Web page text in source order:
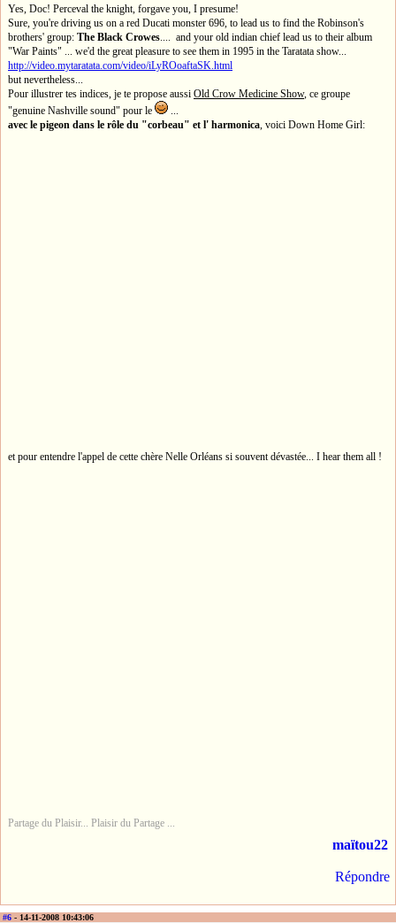
Yes, Doc! Perceval the knight, forgave you, I presume!
Sure, you're driving us on a red Ducati monster 696, to lead us to find the Robinson's
brothers' group: The Black Crowes .... and your old indian chief lead us to their album
"War Paints" ... we'd the great pleasure to see them in 1995 in the Taratata show...
http://video.mytaratata.com/video/iLyROoaftaSK.html
but nevertheless...
Pour illustrer tes indices, je te propose aussi Old Crow Medicine Show, ce groupe
"genuine Nashville sound" pour le
avec le pigeon dans le rôle du "corbeau" et l' harmonica , voici Down Home Girl:
et pour entendre l'appel de cette chère Nelle Orléans si souvent dévastée... I hear them all !
Partage du Plaisir... Plaisir du Partage ...
maïtou22
Répondre
#6 - 14-11-2008 10:43:06